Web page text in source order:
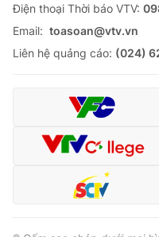
Ðiện thoại Thời báo VTV:
Email: toasoan@vtv.vn
Liên hệ quảng cáo: (024)